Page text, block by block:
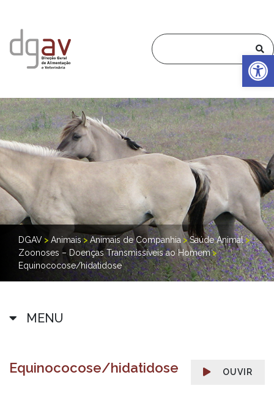
DGAV > Animais> Animais de Companhia >Saúde Animal>
Zoonoses – Doenças Transmissíveis ao Homem>
Equinococose/hidatidose
MENU
OUVIR
Equinococose/hidatidose